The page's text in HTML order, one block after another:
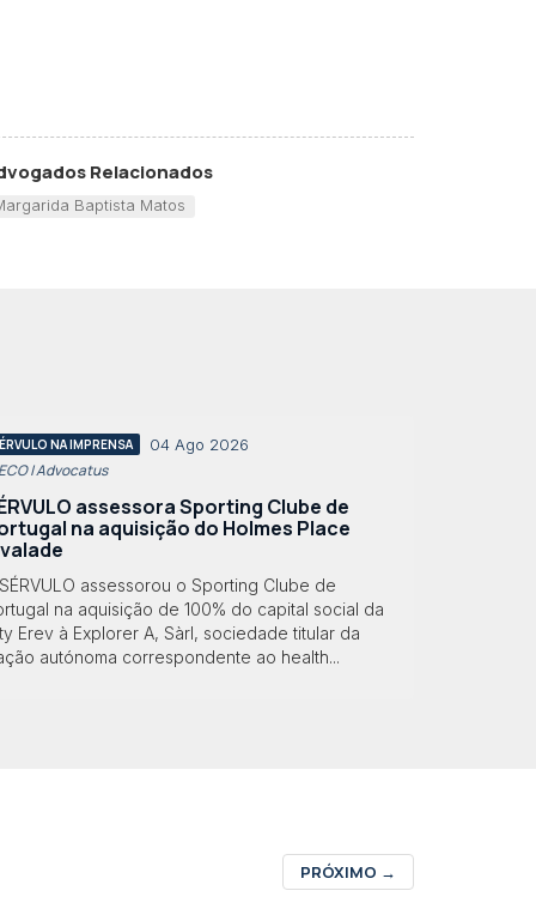
Relacionados
Baptista Matos
NA IMPRENSA 04 Ago 2026
| Advocatus
assessora Sporting Clube de
na aquisição do Holmes Place
assessorou o Sporting Clube de
na aquisição de 100% do capital social da
Erev à Explorer A, Sàrl, sociedade titular da
autónoma correspondente ao health...
PRÓXIMO →